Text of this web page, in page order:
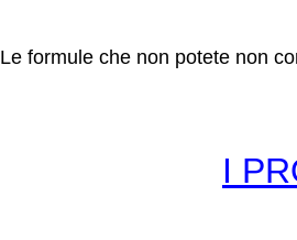
Le formule che non potete non
I